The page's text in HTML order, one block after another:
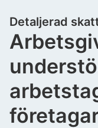
Detaljerad